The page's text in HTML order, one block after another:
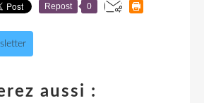
Repost 0
aussi :